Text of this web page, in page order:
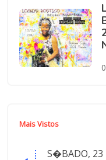
Mais Vistos
S�BADO, 23